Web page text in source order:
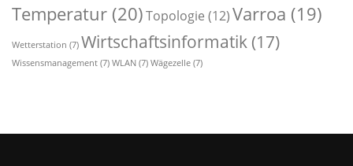
Temperatur (20)Topologie (12)Varroa (19)
Wetterstation (7) Wirtschaftsinformatik (17)
Wissensmanagement (7) WLAN (7) Wägezelle (7)